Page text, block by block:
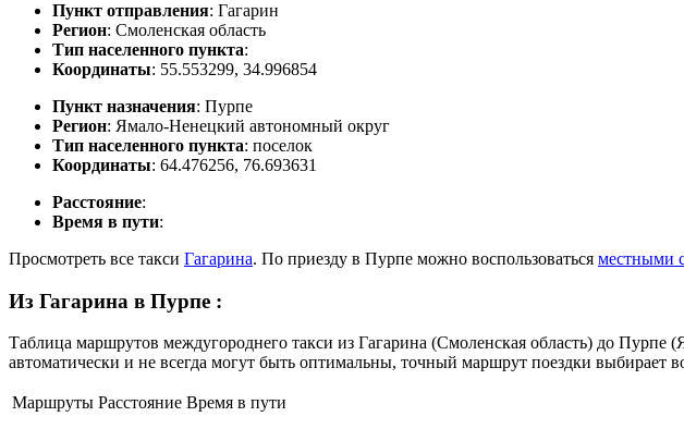
Пункт отправления: Гагарин
Регион: Смоленская область
Тип населенного пункта:
Координаты: 55.553299, 34.996854
Пункт назначения: Пурпе
Регион: Ямало-Ненецкий автономный округ
Тип населенного пункта: поселок
Координаты: 64.476256, 76.693631
Расстояние:
Время в пути:
Просмотреть все такси Гагарина. По приезду в Пурпе можно воспользоваться местными
Из Гагарина в Пурпе :
Таблица маршрутов междугороднего такси из Гагарина (Смоленская область) до
автоматически и не всегда могут быть оптимальны, точный маршрут поездки выбирает
Маршруты Расстояние Время в пути